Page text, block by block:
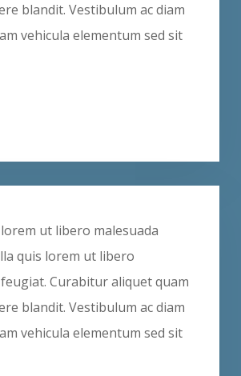
blandit. Vestibulum ac diam
vehicula elementum sed sit
ut libero malesuada
quis lorem ut libero
Curabitur aliquet quam
blandit. Vestibulum ac diam
vehicula elementum sed sit